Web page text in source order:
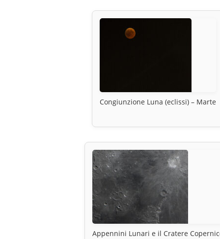
Congiunzione Luna (eclissi) – Marte
Appennini Lunari e il Cratere